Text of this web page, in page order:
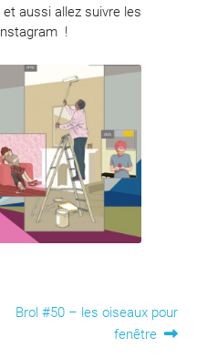
aussi allez suivre les
!
Article
Brol #50 – les oiseaux pour
fenêtre